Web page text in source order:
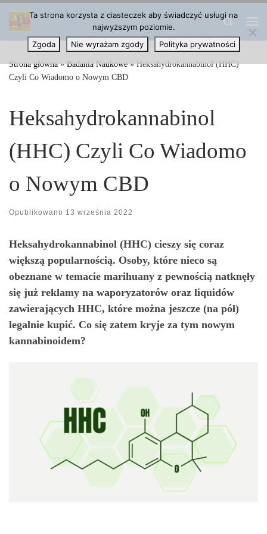
Przejdź do treści
Search
Strona główna » Badania Naukowe » Heksahydrokannabinol (HHC)
Czyli Co Wiadomo o Nowym CBD
Heksahydrokannabinol
(HHC) Czyli Co Wiadomo
o Nowym CBD
Opublikowano 13 września 2022
Heksahydrokannabinol (HHC) cieszy się coraz
większą popularnością. Osoby, które nieco są
obeznane w temacie marihuany z pewnością natknęły
się już reklamy na waporyzatorów oraz liquidów
zawierających HHC, które można jeszcze (na pół)
legalnie kupić. Co się zatem kryje za tym nowym
kannabinoidem?
Ta strona korzysta z ciasteczek aby świadczyć usługi na
najwyższym poziomie.
Zgoda
Nie wyrażam zgody Polityka prywatności